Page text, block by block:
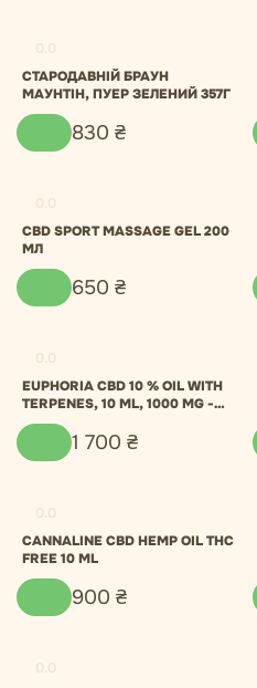
СТАРОДАВНІЙ БРАУН
МАУНТІН, ПУЕР ЗЕЛЕНИЙ 357Г
830 ₴
CBD SPORT MASSAGE GEL 200
МЛ
650 ₴
EUPHORIA CBD 10 % OIL WITH
TERPENES, 10 ML, 1000 MG -
SLEEP WELL
1 700 ₴
CANNALINE CBD HEMP OIL THC
FREE 10 ML
900 ₴